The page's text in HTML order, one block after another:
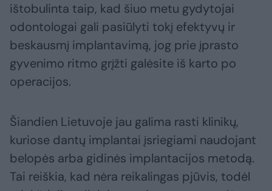
ištobulinta taip, kad šiuo metu gydytojai
odontologai gali pasiūlyti tokį efektyvų ir
beskausmį implantavimą, jog prie įprasto
gyvenimo ritmo grįžti galėsite iš karto po
operacijos.
Šiandien Lietuvoje jau galima rasti klinikų,
kuriose dantų implantai įsriegiami naudojant
belopės arba gidinės implantacijos metodą.
Tai reiškia, kad nėra reikalingas pjūvis, todėl